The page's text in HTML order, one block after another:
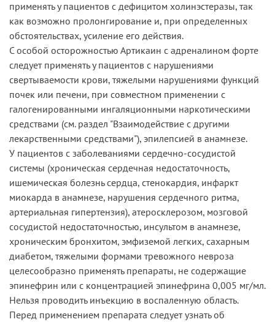
применять у пациентов с дефицитом холинэстеразы, так
как возможно пролонгирование и, при определенных
обстоятельствах, усиление его действия.
С особой осторожностью Артикаин с адреналином форте
следует применять у пациентов с нарушениями
свертываемости крови, тяжелыми нарушениями функций
почек или печени, при совместном применении с
галогенированными ингаляционными наркотическими
средствами (см. раздел "Взаимодействие с другими
лекарственными средствами"), эпилепсией в анамнезе.
У пациентов с заболеваниями сердечно-сосудистой
системы (хроническая сердечная недостаточность,
ишемическая болезнь сердца, стенокардия, инфаркт
миокарда в анамнезе, нарушения сердечного ритма,
артериальная гипертензия), атеросклерозом, мозговой
сосудистой недостаточностью, инсультом в анамнезе,
хроническим бронхитом, эмфиземой легких, сахарным
диабетом, тяжелыми формами тревожного невроза
целесообразно применять препараты, не содержащие
эпинефрин или с концентрацией эпинефрина 0,005 мг/мл.
Нельзя проводить инъекцию в воспаленную область.
Перед применением препарата следует узнать об